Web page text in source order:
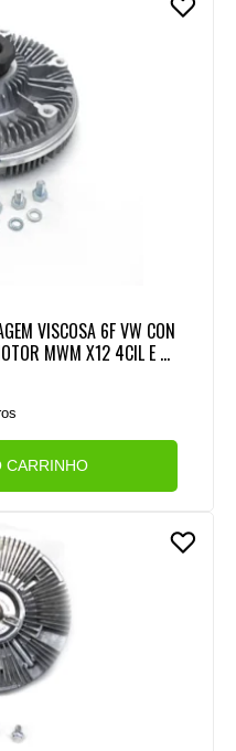
VISCOSA 6F VW CON
MWM X12 4CIL E M
CARRINHO